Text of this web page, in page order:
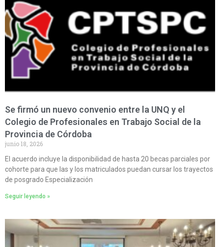
Se firmó un nuevo convenio entre la UNQ y el
Colegio de Profesionales en Trabajo Social de la
Provincia de Córdoba
junio 18, 2026
El acuerdo incluye la disponibilidad de hasta 20 becas parciales por
cohorte para que las y los matriculados puedan cursar los trayectos
de posgrado Especialización
Seguir leyendo »